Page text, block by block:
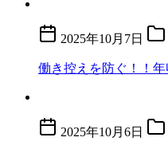
2025年10月7日
働き控えを防ぐ！！
2025年10月6日